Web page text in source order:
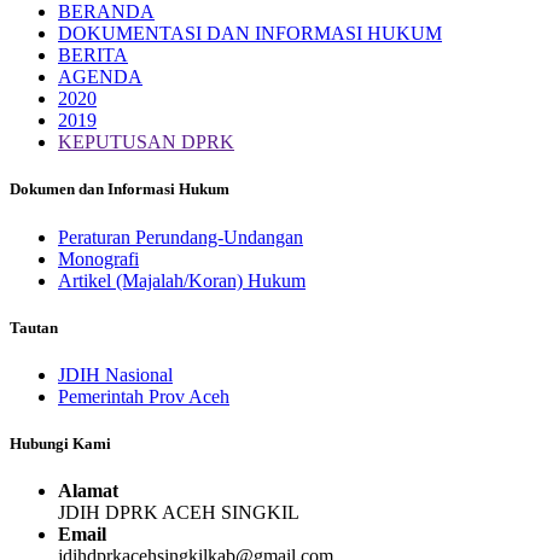
BERANDA
DOKUMENTASI DAN INFORMASI HUKUM
BERITA
AGENDA
2020
2019
KEPUTUSAN DPRK
Dokumen dan Informasi Hukum
Peraturan Perundang-Undangan
Monografi
Artikel (Majalah/Koran) Hukum
Tautan
JDIH Nasional
Pemerintah Prov Aceh
Hubungi Kami
Alamat
JDIH DPRK ACEH SINGKIL
Email